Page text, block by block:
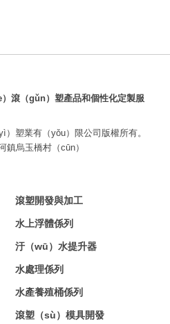
滾（gǔn）塑產品和個性化定製服
塑業有（yǒu）限公司版權所有。
鎮烏玉橋村（cūn）
滾塑開發與加工
水上浮體係列
汙（wū）水提升器
水處理係列
水產養殖桶係列
滾塑（sù）模具開發